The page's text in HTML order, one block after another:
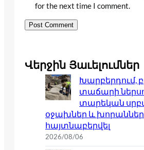
for the next time I comment.
Վերջին Յաւելումներ
Խարբերդում,
տաճարի
տարեկան
օջախներ և խորաններ
հայտնաբերվել
2026/08/06